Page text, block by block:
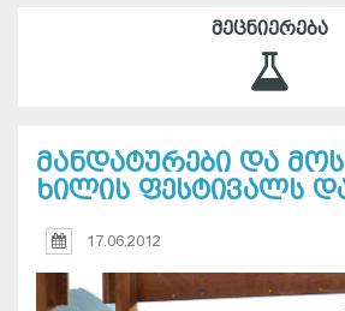
ᲛᲔᲪᲜᲘᲔᲠᲔᲑᲐ
მანდატურები და
ხილის ფესტივალს
17.06.2012